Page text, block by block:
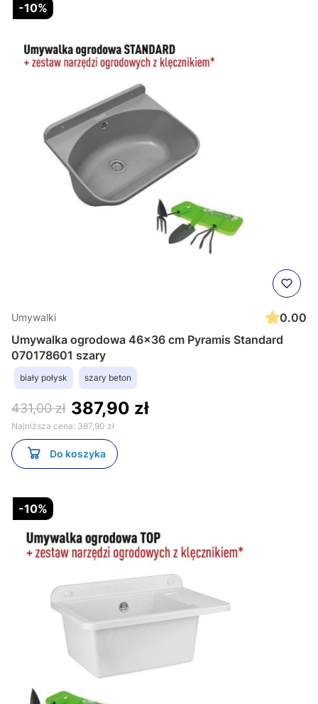
-10%
Umywalki
0.00
Umywalka ogrodowa 46x36 cm Pyramis Standard
070178601 szary
biały połysk szary beton
431,00 zł 387,90 zł
Najniższa cena: 387,90 zł
Do koszyka
-10%